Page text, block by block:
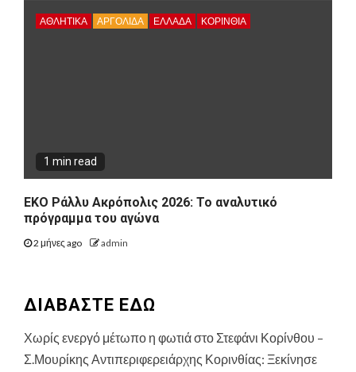
ΑΘΛΗΤΙΚΑ ΑΡΓΟΛΙΔΑ ΕΛΛΑΔΑ ΚΟΡΙΝΘΊΑ
1 min read
ΕΚΟ Ράλλυ Ακρόπολις 2026: Το αναλυτικό
πρόγραμμα του αγώνα
2 μήνες ago admin
ΔΙΑΒΑΣΤΕ ΕΔΩ
Χωρίς ενεργό μέτωπο η φωτιά στο Στεφάνι Κορίνθου –
Σ.Μουρίκης Αντιπεριφερειάρχης Κορινθίας: Ξεκίνησε